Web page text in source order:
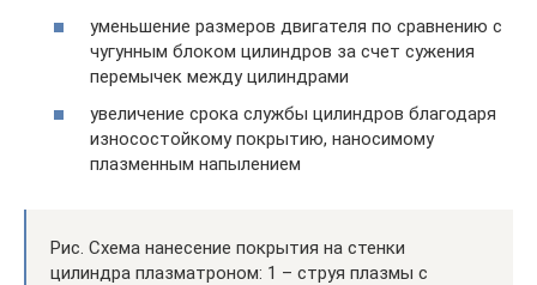
уменьшение размеров двигателя по сравнению с
чугунным блоком цилиндров за счет сужения
перемычек между цилиндрами
увеличение срока службы цилиндров благодаря
износостойкому покрытию, наносимому
плазменным напылением
Рис. Схема нанесение покрытия на стенки
цилиндра плазматроном: 1 – струя плазмы с